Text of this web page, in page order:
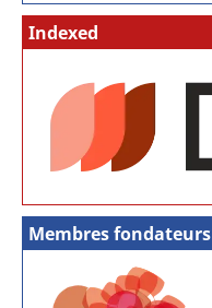
Indexed
Membres fondateurs